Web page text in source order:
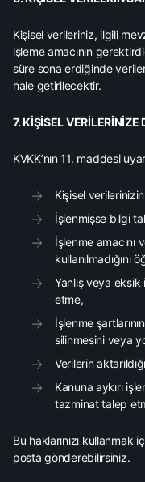
Kişisel verileriniz, ilgili
işleme amacının
süre sona erdiğinde
hale getirilecektir.
7. KİŞİSEL VERİLERİNİZE
KVKK’nın 11. maddesi
Kişisel
İşlenmişse bilgi
İşlenme amacını
kullanılmadığını
Yanlış veya
etme,
İşlenme
silinmesini veya
Verilerin
Kanuna aykırı
tazminat talep
Bu haklarınızı kullanmak
posta gönderebilirsiniz.